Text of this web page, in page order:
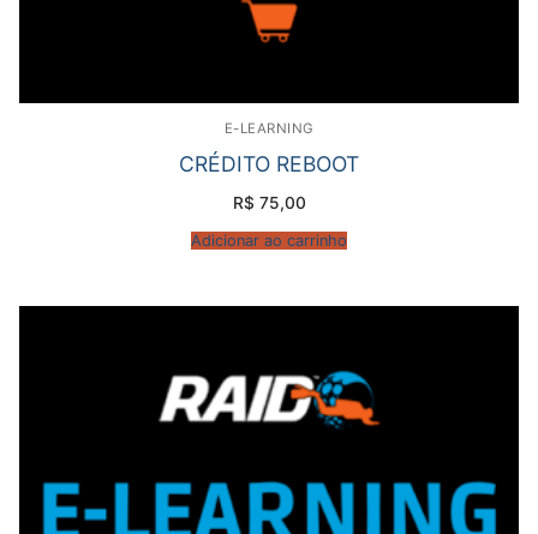
E-LEARNING
CRÉDITO REBOOT
R$ 75,00
Adicionar ao carrinho